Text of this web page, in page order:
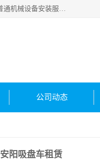
青岛高晟工程机械租赁有限公司成立于2015年，注册地位于山东省青岛市。经营范围包括：机械设备租赁，普通机械设备安装服务，电子、机械设备维护，专用设备修理，通用设备修理，机械设备销售，环境保护专用设备销售，建筑材料销售，专业保洁、清洗、消毒服务，劳动保护用品销售，信息技术咨询服务，汽车拖车、求援、清障服务，物业管理；工程管理服务，货物进出口，技术进出口，汽车销售，新能源汽车整车销售等。
公司动态
安阳吸盘车租赁